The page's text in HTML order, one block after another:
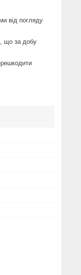
від погляду
що за добу